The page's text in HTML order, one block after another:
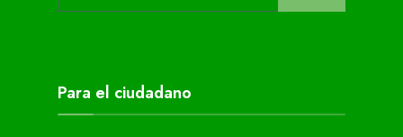
Para el ciudadano